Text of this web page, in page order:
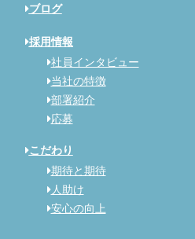
ブログ
採用情報
社員インタビュー
当社の特徴
部署紹介
応募
こだわり
期待と期待
人助け
安心の向上